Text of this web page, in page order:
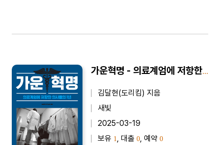
가운혁명 - 의료계엄에 저항한 의사들의 1년
김달현(도리킴) 지음
새빛
2025-03-19
보유 1 , 대출 0 , 예약 0